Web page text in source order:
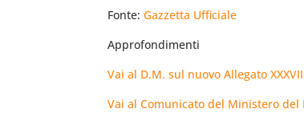
Fonte:Gazzetta Ufficiale
Approfondimenti
Vai al D.M. sul nuovo Allegato
Vai al Comunicato del Ministero del